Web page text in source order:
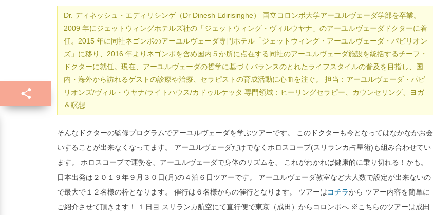
Dr. ディネッシュ・エディリシンゲ（Dr Dinesh Edirisinghe） 国立コロンボ大学アーユルヴェーダ学部を卒業。
2009 年にジェットウィングホテルズ社の「ジェットウィング・ヴィルウヤナ」のアーユルヴェーダドクターに着
任。2015 年に同社ネゴンボのアーユルヴェーダ専門ホテル「ジェットウィング・アーユルヴェーダ・パビリオン
ズ」に移り、2016 年よりネゴンボを含め国内５か所に点在する同社のアーユルヴェーダ施設を統括するチーフ・
ドクターに就任。現在、アーユルヴェーダの哲学に基づくバランスのとれたライフスタイルの普及を目指し、国
内・海外から訪れるゲストの診療や治療、セラピストの育成活動に心血を注ぐ。 担当：アーユルヴェーダ・パビ
リオンズ/ヴィル・ウヤナ/ライトハウス/カドゥルケッタ 専門領域：ヒーリングセラピー、カウンセリング、ヨガ
＆瞑想
そんなドクターの監修プログラムでアーユルヴェーダを学ぶツアーです。 このドクターも今となってはなかなかお会
いすることが出来なくなってます。 アーユルヴェーダだけでなくホロスコープ(スリランカ占星術)も組み合わせてい
ます。 ホロスコープで運勢を、アーユルヴェーダで身体のリズムを、 これがわかれば健康的に乗り切れる！かも。
日本出発は２０１９年９月３０日(月)の４泊６日ツアーです。 アーユルヴェーダ教室など大人数で設定が出来ないの
で最大で１２名様の枠となります。 催行は６名様からの催行となります。 ツアーはコチラから ツアー内容を簡単に
ご紹介させて頂きます！ １日目 スリランカ航空にて直行便で東京（成田）からコロンボへ ※こちらのツアーは成田